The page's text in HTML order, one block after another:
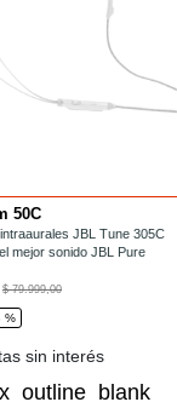
50C
JBL Tune 305C
mejor sonido JBL Pure
$ 79.999,00
%
sin interés